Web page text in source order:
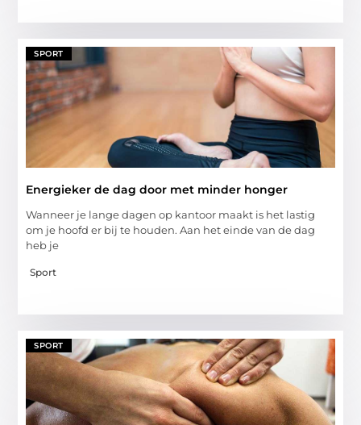
SPORT
Energieker de dag door met minder honger
Wanneer je lange dagen op kantoor maakt is het lastig
om je hoofd er bij te houden. Aan het einde van de dag
heb je
Sport
SPORT